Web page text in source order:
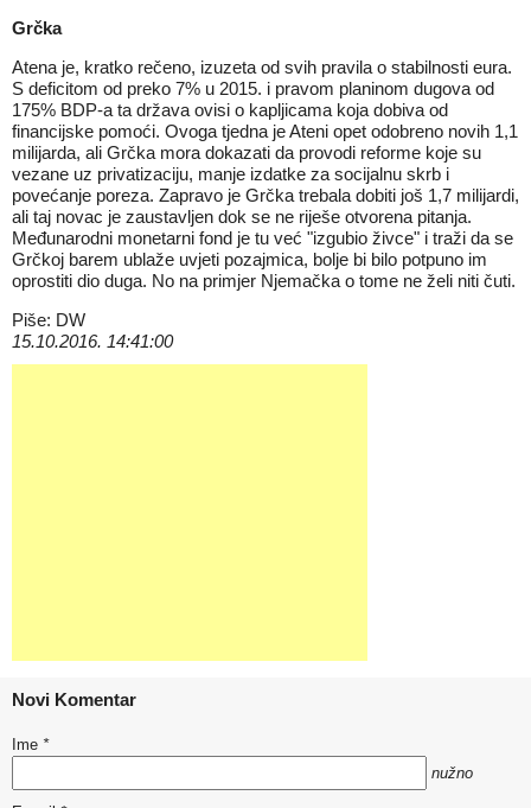
Grčka
Atena je, kratko rečeno, izuzeta od svih pravila o stabilnosti eura.
S deficitom od preko 7% u 2015. i pravom planinom dugova od
175% BDP-a ta država ovisi o kapljicama koja dobiva od
financijske pomoći. Ovoga tjedna je Ateni opet odobreno novih 1,1
milijarda, ali Grčka mora dokazati da provodi reforme koje su
vezane uz privatizaciju, manje izdatke za socijalnu skrb i
povećanje poreza. Zapravo je Grčka trebala dobiti još 1,7 milijardi,
ali taj novac je zaustavljen dok se ne riješe otvorena pitanja.
Međunarodni monetarni fond je tu već "izgubio živce" i traži da se
Grčkoj barem ublaže uvjeti pozajmica, bolje bi bilo potpuno im
oprostiti dio duga. No na primjer Njemačka o tome ne želi niti čuti.
Piše: DW
15.10.2016. 14:41:00
Novi Komentar
Ime *
nužno